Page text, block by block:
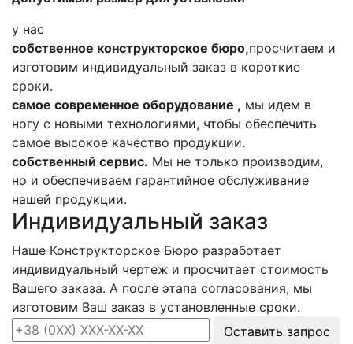
у нас
собственное конструкторское бюро,просчитаем и
изготовим индивидуальный заказ в короткие
сроки.
самое современное оборудование , мы идем в
ногу с новыми технологиями, чтобы обеспечить
самое высокое качество продукции.
собственный сервис. Мы не только производим,
но и обеспечиваем гарантийное обслуживание
нашей продукции.
Индивидуальный заказ
Наше Конструкторское Бюро разработает
индивидуальный чертеж и просчитает стоимость
Вашего заказа. А после этапа согласования, мы
изготовим Ваш заказ в установленные сроки.
Оставить запрос